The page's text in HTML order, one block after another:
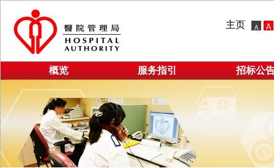
主页
概览 服务指引 招标公